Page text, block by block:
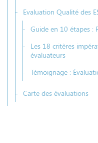
Evaluation Qualité des
Guide en 10 étapes :
Les 18 critères
évaluateurs
Témoignage :
Carte des évaluations